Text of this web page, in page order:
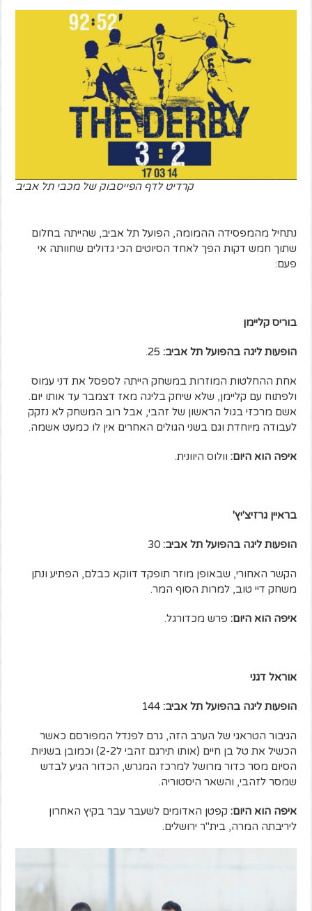
קרדיט לדף הפייסבוק של מכבי תל אביב
נתחיל מהמפסידה ההמומה, הפועל תל אביב, שהייתה בחלום
שתוך חמש דקות הפך לאחד הסיוטים הכי גדולים שחוותה אי
פעם:
בוריס קליימן
הופעות ליגה בהפועל תל אביב:
אחת ההחלטות המוזרות במשחק הייתה לספסל את דני עמוס
ולפתוח עם קליימן, שלא שיחק בליגה מאז דצמבר עד אותו יום.
אשם מרכזי בגול הראשון של זהבי, אבל רוב המשחק לא נזקק
לעבודה מיוחדת וגם בשני הגולים האחרים אין לו כמעט אשמה.
איפה הוא היום: וולוס היוונית.
בראיין גרזיצ'יץ'
הופעות ליגה בהפועל תל אביב: 30
הקשר האחורי, שבאופן מוזר תופקד דווקא כבלם, הפתיע ונתן
משחק דיי טוב, למרות הסוף המר.
איפה הוא היום: פרש מכדורגל.
אוראל דגני
הופעות ליגה בהפועל תל אביב: 144
הגיבור הטראגי של הערב הזה, גרם לפנדל המפורסם כאשר
הכשיל את טל בן חיים (אותו תירגם זהבי ל2-2) וכמובן בשניות
הסיום מסר כדור מרושל למרכז המגרש, הכדור הגיע לבדש
שמסר לזהבי, והשאר היסטוריה.
איפה הוא היום: קפטן האדומים לשעבר עבר בקיץ האחרון
ליריבתה המרה, בית"ר ירושלים.